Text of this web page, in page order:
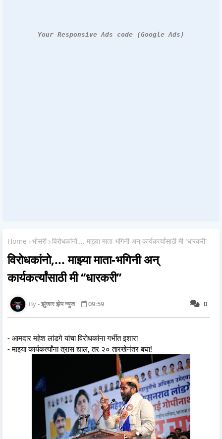
Your Responsive Ads code (Google Ads)
Home भोसरी विरोधकांनो,... माझ्या माता-भगिनी अन्‌ कार्यकर्त्यांसाठी मी ‘‘धारकरी’’
विरोधकांनो,... माझ्या माता-भगिनी अन्‌
कार्यकर्त्यांसाठी मी ‘‘धारकरी’’
0
झुंजार झेप न्युज 09:59
- आमदार महेश लांडगे यांचा विरोधकांना गर्भीत इशारा
- माझ्या कार्यकर्त्यांना त्रास द्याल, तर २० तारखेनंतर बघा!